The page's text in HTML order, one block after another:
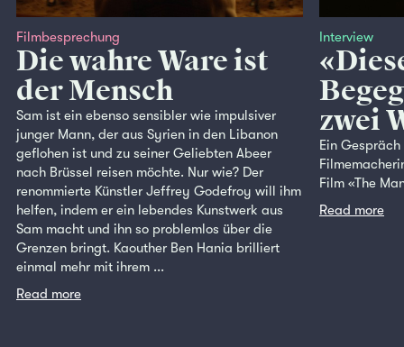
Filmbesprechung
Die wahre Ware ist
der Mensch
Sam ist ein ebenso sensibler wie impulsiver
junger Mann, der aus Syrien in den Libanon
geflohen ist und zu seiner Geliebten Abeer
nach Brüssel reisen möchte. Nur wie? Der
renommierte Künstler Jeffrey Godefroy will ihm
helfen, indem er ein lebendes Kunstwerk aus
Sam macht und ihn so problemlos über die
Grenzen bringt. Kaouther Ben Hania brilliert
einmal mehr mit ihrem ...
Read more
Interview
zwei
Ein
Film «The
Read more